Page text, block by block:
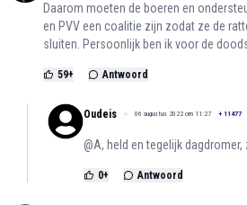
Daarom moeten de boeren en
en PVV een coalitie zijn zodat ze de
sluiten. Persoonlijk ben ik voor de
59+ Antwoord
Oudeis 06 augustus 2022 om 11:27 + 11477
@A, held en tegelijk dagdromer,
0+ Antwoord